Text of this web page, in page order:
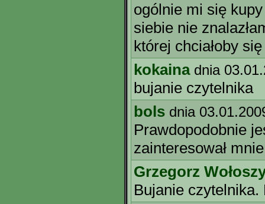
ogólnie mi się
siebie nie
której chciałoby
kokaina dnia
bujanie czytelnika
bols dnia
Prawdopodobnie
zainteresował
Grzegorz
Bujanie